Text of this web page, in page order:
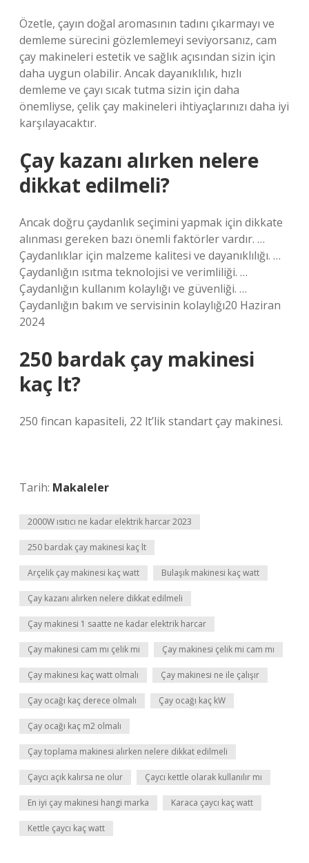
Özetle, çayın doğal aromasının tadını çıkarmayı ve
demleme sürecini gözlemlemeyi seviyorsanız, cam
çay makineleri estetik ve sağlık açısından sizin için
daha uygun olabilir. Ancak dayanıklılık, hızlı
demleme ve çayı sıcak tutma sizin için daha
önemliyse, çelik çay makineleri ihtiyaçlarınızı daha iyi
karşılayacaktır.
Çay kazanı alırken nelere
dikkat edilmeli?
Ancak doğru çaydanlık seçimini yapmak için dikkate
alınması gereken bazı önemli faktörler vardır. …
Çaydanlıklar için malzeme kalitesi ve dayanıklılığı. …
Çaydanlığın ısıtma teknolojisi ve verimliliği. …
Çaydanlığın kullanım kolaylığı ve güvenliği. …
Çaydanlığın bakım ve servisinin kolaylığı20 Haziran
2024
250 bardak çay makinesi
kaç lt?
250 fincan kapasiteli, 22 lt’lik standart çay makinesi.
Tarih: Makaleler
2000W ısıtıcı ne kadar elektrik harcar 2023
250 bardak çay makinesi kaç lt
Arçelik çay makinesi kaç watt Bulaşık makinesi kaç watt
Çay kazanı alırken nelere dikkat edilmeli
Çay makinesi 1 saatte ne kadar elektrik harcar
Çay makinesi cam mı çelik mi Çay makinesi çelik mi cam mı
Çay makinesi kaç watt olmalı Çay makinesi ne ile çalışır
Çay ocağı kaç derece olmalı Çay ocağı kaç kW
Çay ocağı kaç m2 olmalı
Çay toplama makinesi alırken nelere dikkat edilmeli
Çaycı açık kalırsa ne olur Çaycı kettle olarak kullanılır mı
En iyi çay makinesi hangi marka Karaca çaycı kaç watt
Kettle çaycı kaç watt